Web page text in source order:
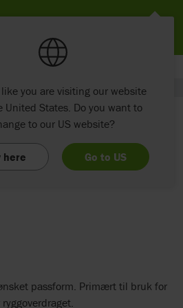
passform. Primært til bruk for
you are visiting our website
United States. Do you want to
to our US website?
here Go to US